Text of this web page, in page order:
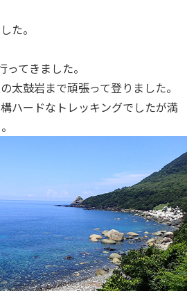
た。
てきました。
太鼓岩まで頑張って登りました。
ハードなトレッキングでしたが満